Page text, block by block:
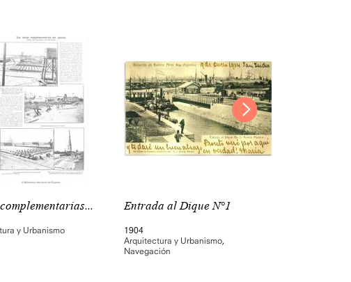
y Urbanismo
Entrada al Dique N°1
1904
Arquitectura y Urbanismo,
Navegación